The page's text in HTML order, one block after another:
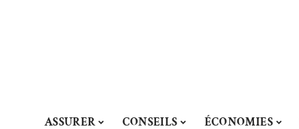
ASSURER CONSEILS ÉCONOMIES